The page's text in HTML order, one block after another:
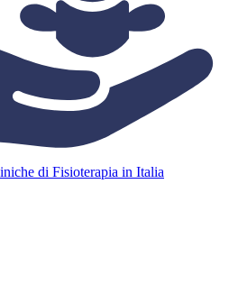
di Fisioterapia in Italia